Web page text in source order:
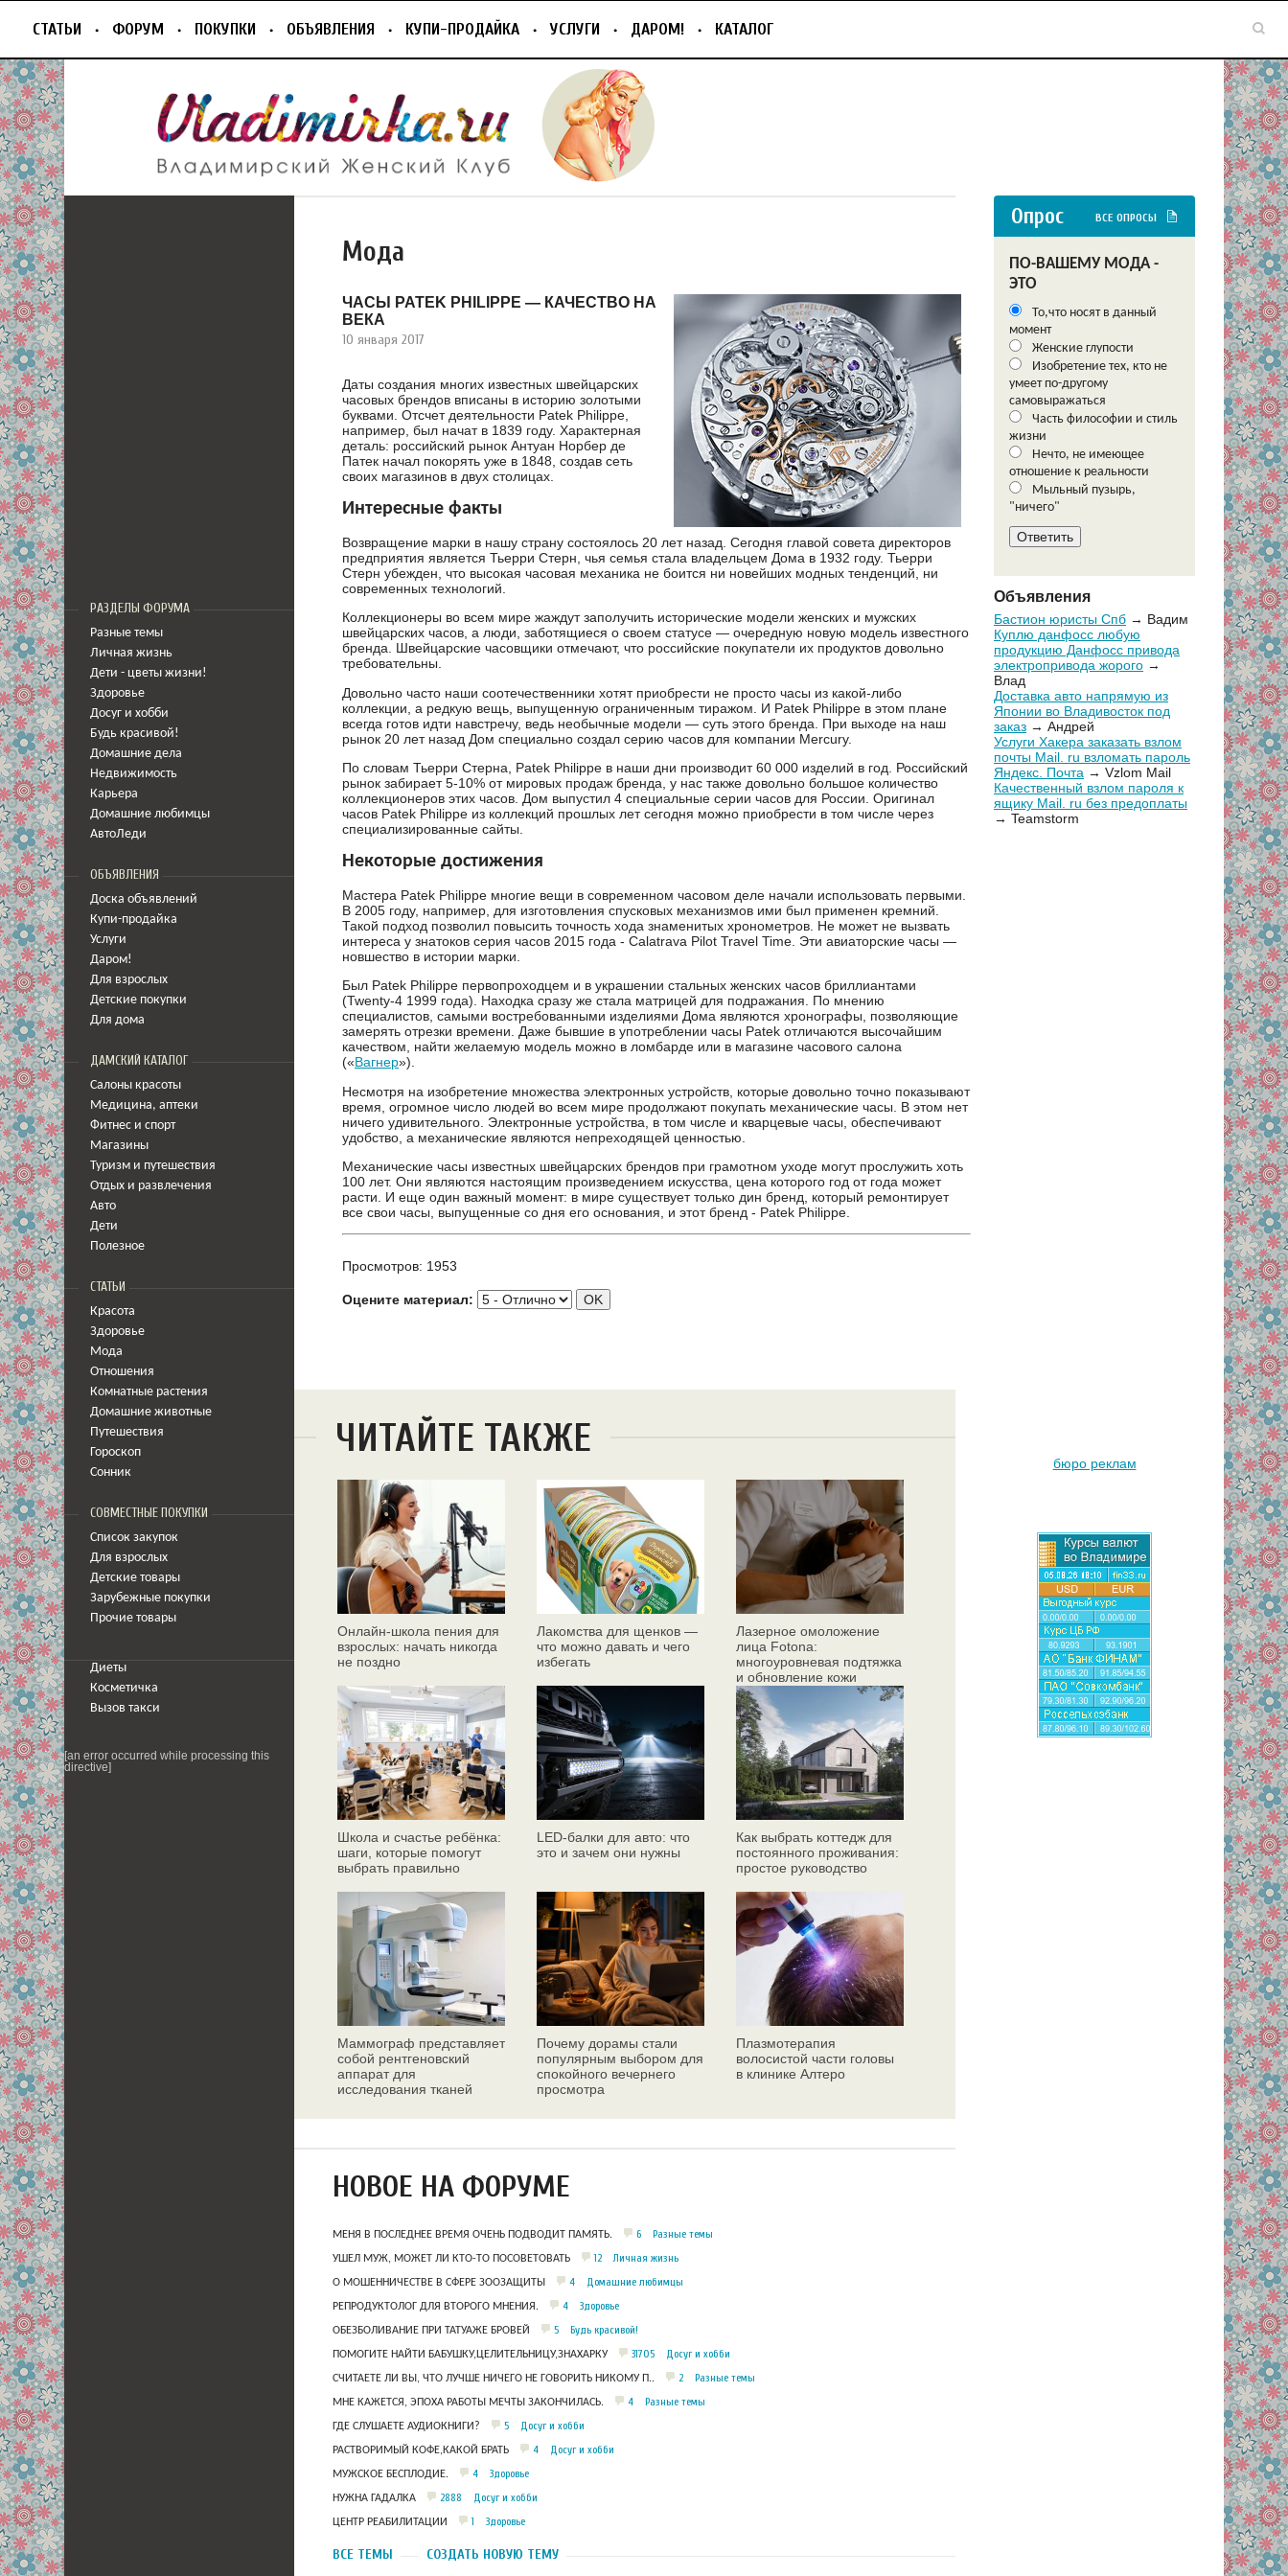
СТАТЬИ ФОРУМ ПОКУПКИ ОБЪЯВЛЕНИЯ КУПИ-ПРОДАЙКА УСЛУГИ ДАРОМ! КАТАЛОГ
РАЗДЕЛЫ ФОРУМА
Разные темы
Личная жизнь
Дети - цветы жизни!
Здоровье
Досуг и хобби
Будь красивой!
Домашние дела
Недвижимость
Карьера
Домашние любимцы
АвтоЛеди
ОБЪЯВЛЕНИЯ
Доска объявлений
Купи-продайка
Услуги
Даром!
Для взрослых
Детские покупки
Для дома
ДАМСКИЙ КАТАЛОГ
Салоны красоты
Медицина, аптеки
Фитнес и спорт
Магазины
Туризм и путешествия
Отдых и развлечения
Авто
Дети
Полезное
СТАТЬИ
Красота
Здоровье
Мода
Отношения
Комнатные растения
Домашние животные
Путешествия
Гороскоп
Сонник
СОВМЕСТНЫЕ ПОКУПКИ
Список закупок
Для взрослых
Детские товары
Зарубежные покупки
Прочие товары
Диеты
Косметичка
Вызов такси
[an error occurred while processing this
directive]
Мода
ЧАСЫ PATEK PHILIPPE — КАЧЕСТВО НА
ВЕКА
10 января 2017
Даты создания многих известных швейцарских
часовых брендов вписаны в историю золотыми
буквами. Отсчет деятельности Patek Philippe,
например, был начат в 1839 году. Характерная
деталь: российский рынок Антуан Норбер де
Патек начал покорять уже в 1848, создав сеть
своих магазинов в двух столицах.
Интересные факты
Возвращение марки в нашу страну состоялось 20 лет назад. Сегодня главой совета директоров
предприятия является Тьерри Стерн, чья семья стала владельцем Дома в 1932 году. Тьерри
Стерн убежден, что высокая часовая механика не боится ни новейших модных тенденций, ни
современных технологий.
Коллекционеры во всем мире жаждут заполучить исторические модели женских и мужских
швейцарских часов, а люди, заботящиеся о своем статусе — очередную новую модель известного
бренда. Швейцарские часовщики отмечают, что российские покупатели их продуктов довольно
требовательны.
Довольно часто наши соотечественники хотят приобрести не просто часы из какой-либо
коллекции, а редкую вещь, выпущенную ограниченным тиражом. И Patek Philippe в этом плане
всегда готов идти навстречу, ведь необычные модели — суть этого бренда. При выходе на наш
рынок 20 лет назад Дом специально создал серию часов для компании Mercury.
По словам Тьерри Стерна, Patek Philippe в наши дни производит 60 000 изделий в год. Российский
рынок забирает 5-10% от мировых продаж бренда, у нас также довольно большое количество
коллекционеров этих часов. Дом выпустил 4 специальные серии часов для России. Оригинал
часов Patek Philippe из коллекций прошлых лет сегодня можно приобрести в том числе через
специализированные сайты.
Некоторые достижения
Мастера Patek Philippe многие вещи в современном часовом деле начали использовать первыми.
В 2005 году, например, для изготовления спусковых механизмов ими был применен кремний.
Такой подход позволил повысить точность хода знаменитых хронометров. Не может не вызвать
интереса у знатоков серия часов 2015 года - Calatrava Pilot Travel Time. Эти авиаторские часы —
новшество в истории марки.
Был Patek Philippe первопроходцем и в украшении стальных женских часов бриллиантами
(Twenty-4 1999 года). Находка сразу же стала матрицей для подражания. По мнению
специалистов, самыми востребованными изделиями Дома являются хронографы, позволяющие
замерять отрезки времени. Даже бывшие в употреблении часы Patek отличаются высочайшим
качеством, найти желаемую модель можно в ломбарде или в магазине часового салона
(«Вагнер»).
Несмотря на изобретение множества электронных устройств, которые довольно точно показывают
время, огромное число людей во всем мире продолжают покупать механические часы. В этом нет
ничего удивительного. Электронные устройства, в том числе и кварцевые часы, обеспечивают
удобство, а механические являются непреходящей ценностью.
Механические часы известных швейцарских брендов при грамотном уходе могут прослужить хоть
100 лет. Они являются настоящим произведением искусства, цена которого год от года может
расти. И еще один важный момент: в мире существует только дин бренд, который ремонтирует
все свои часы, выпущенные со дня его основания, и этот бренд - Patek Philippe.
Просмотров: 1953
Оцените материал:
ЧИТАЙТЕ ТАКЖЕ
Онлайн‑школа пения для
взрослых: начать никогда
не поздно
Лакомства для щенков —
что можно давать и чего
избегать
Лазерное омоложение
лица Fotona:
многоуровневая подтяжка
и обновление кожи
Школа и счастье ребёнка:
шаги, которые помогут
выбрать правильно
LED-балки для авто: что
это и зачем они нужны
Как выбрать коттедж для
постоянного проживания:
простое руководство
Маммограф представляет
собой рентгеновский
аппарат для
исследования тканей
Почему дорамы стали
популярным выбором для
спокойного вечернего
просмотра
Плазмотерапия
волосистой части головы
в клинике Алтеро
НОВОЕ НА ФОРУМЕ
МЕНЯ В ПОСЛЕДНЕЕ ВРЕМЯ ОЧЕНЬ ПОДВОДИТ ПАМЯТЬ. 6 Разные темы
УШЕЛ МУЖ, МОЖЕТ ЛИ КТО-ТО ПОСОВЕТОВАТЬ 12 Личная жизнь
О МОШЕННИЧЕСТВЕ В СФЕРЕ ЗООЗАЩИТЫ 4 Домашние любимцы
РЕПРОДУКТОЛОГ ДЛЯ ВТОРОГО МНЕНИЯ. 4 Здоровье
ОБЕЗБОЛИВАНИЕ ПРИ ТАТУАЖЕ БРОВЕЙ 5 Будь красивой!
ПОМОГИТЕ НАЙТИ БАБУШКУ,ЦЕЛИТЕЛЬНИЦУ,ЗНАХАРКУ 31705 Досуг и хобби
СЧИТАЕТЕ ЛИ ВЫ, ЧТО ЛУЧШЕ НИЧЕГО НЕ ГОВОРИТЬ НИКОМУ П.. 2 Разные темы
МНЕ КАЖЕТСЯ, ЭПОХА РАБОТЫ МЕЧТЫ ЗАКОНЧИЛАСЬ. 4 Разные темы
ГДЕ СЛУШАЕТЕ АУДИОКНИГИ? 5 Досуг и хобби
РАСТВОРИМЫЙ КОФЕ,КАКОЙ БРАТЬ 4 Досуг и хобби
МУЖСКОЕ БЕСПЛОДИЕ. 4 Здоровье
НУЖНА ГАДАЛКА 2888 Досуг и хобби
ЦЕНТР РЕАБИЛИТАЦИИ 1 Здоровье
ВСЕ ТЕМЫ СОЗДАТЬ НОВУЮ ТЕМУ
Опрос ВСЕ ОПРОСЫ
ПО-ВАШЕМУ МОДА -
ЭТО
То,что носят в данный
момент
Женские глупости
Изобретение тех, кто не
умеет по-другому
самовыражаться
Часть философии и стиль
жизни
Нечто, не имеющее
отношение к реальности
Мыльный пузырь,
"ничего"
Объявления
Бастион юристы Спб → Вадим
Куплю данфосс любую
продукцию Данфосс привода
электропривода жорого →
Влад
Доставка авто напрямую из
Японии во Владивосток под
заказ → Андрей
Услуги Хакера заказать взлом
почты Mail. ru взломать пароль
Яндекс. Почта → Vzlom Mail
Качественный взлом пароля к
ящику Mail. ru без предоплаты
→ Teamstorm
бюро реклам